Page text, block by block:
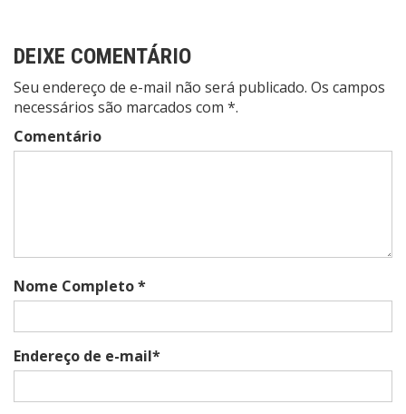
DEIXE COMENTÁRIO
Seu endereço de e-mail não será publicado. Os campos
necessários são marcados com *.
Comentário
Nome Completo *
Endereço de e-mail*